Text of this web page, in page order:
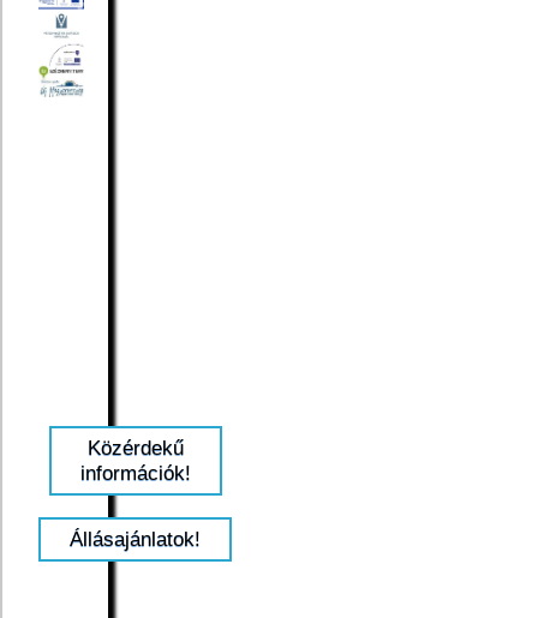
Közérdekű
információk!
Állásajánlatok!